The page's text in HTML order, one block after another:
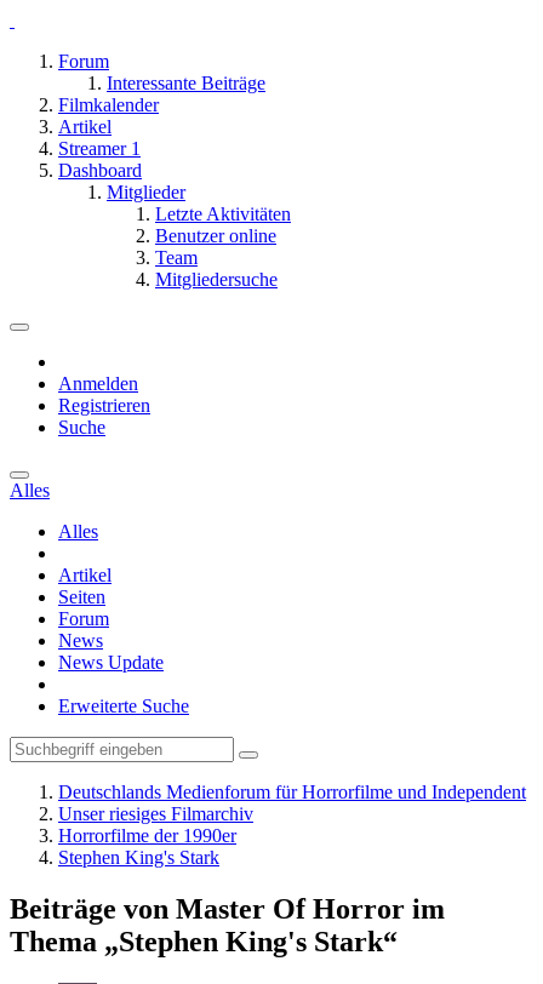
Forum
Interessante Beiträge
Filmkalender
Artikel
Streamer 1
Dashboard
Mitglieder
Letzte Aktivitäten
Benutzer online
Team
Mitgliedersuche
Anmelden
Registrieren
Suche
Alles
Alles
Artikel
Seiten
Forum
News
News Update
Erweiterte Suche
Deutschlands Medienforum für Horrorfilme und Independent
Unser riesiges Filmarchiv
Horrorfilme der 1990er
Stephen King's Stark
Beiträge von Master Of Horror im
Thema „Stephen King's Stark“